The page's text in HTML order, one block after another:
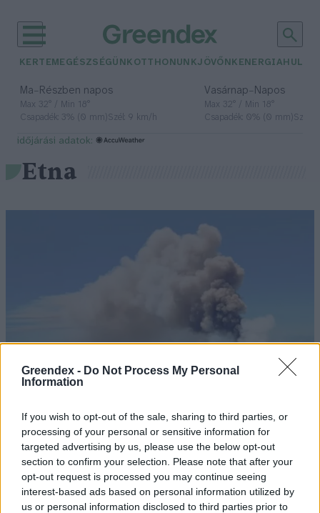
Greendex - Do Not Process My Personal
Information
If you wish to opt-out of the sale, sharing to third parties, or
processing of your personal or sensitive information for
targeted advertising by us, please use the below opt-out
section to confirm your selection. Please note that after your
opt-out request is processed you may continue seeing
interest-based ads based on personal information utilized by
us or personal information disclosed to third parties prior to
KERTEM EGÉSZSÉGÜNK OTTHONUNKJÖVŐNK ENERGIA
Ma– Részben napos
Max 32° / Min 18°
Csapadék: 3% (0 mm)Szél: 9 km/h
Vasárnap– Napos
Max 32° / Min 18°
Csapadék: 0% (0 mm)Szél:
időjárási adatok:
Etna